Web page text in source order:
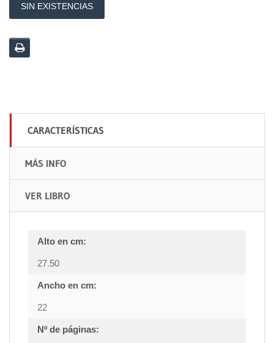
SIN EXISTENCIAS
CARACTERÍSTICAS
MÁS INFO
VER LIBRO
Alto en cm:
27.50
Ancho en cm:
22
Nº de páginas: